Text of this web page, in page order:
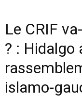
Le CRIF
? : Hidalgo
islamo-